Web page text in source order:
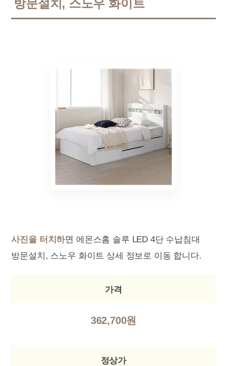
방문설치, 스노우 화이트
사진을 터치하면 에몬스홈 솔루 LED 4단 수납침대
방문설치, 스노우 화이트 상세 정보로 이동 합니다.
가격
362,700원
정상가